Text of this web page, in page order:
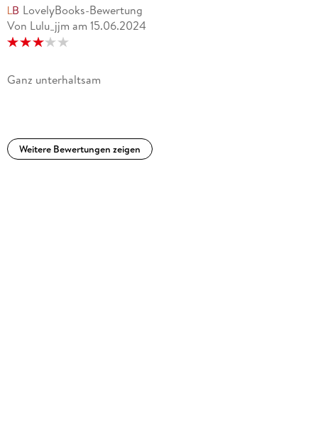
LovelyBooks-Bewertung
Von Lulu_jjm am 15.06.2024
Ganz unterhaltsam
Weitere Bewertungen zeigen